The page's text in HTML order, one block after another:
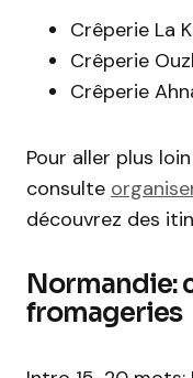
Crêperie La
Crêperie
Crêperie
Pour aller plus
consulte
découvrez des
Normandie:
fromageries